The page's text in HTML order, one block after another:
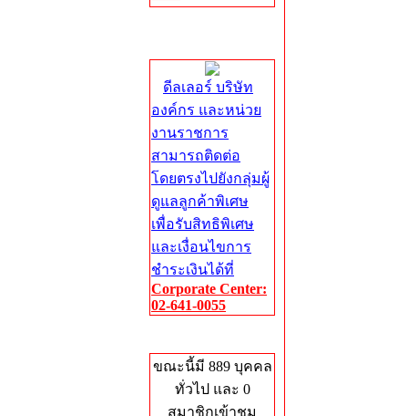
ดีลเลอร์ บริษัท
องค์กร และหน่วย
งานราชการ
สามารถติดต่อ
โดยตรงไปยังกลุ่มผู้
ดูแลลูกค้าพิเศษ
เพื่อรับสิทธิพิเศษ
และเงื่อนไขการ
ชำระเงินได้ที่
Corporate Center:
02-641-0055
ขณะนี้มี 889 บุคคล
ทั่วไป และ 0
สมาชิกเข้าชม